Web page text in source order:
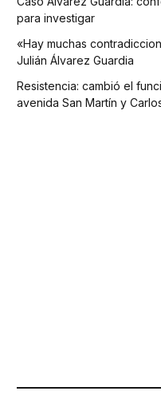
para investigar
«Hay muchas
Julián Álvarez Guardia
Resistencia: cambió el
avenida San Martín y